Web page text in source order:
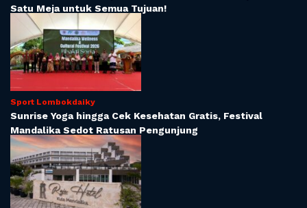
Satu Meja untuk Semua Tujuan!
Sport Lombokdaiky
Sunrise Yoga hingga Cek Kesehatan Gratis, Festival
Mandalika Sedot Ratusan Pengunjung